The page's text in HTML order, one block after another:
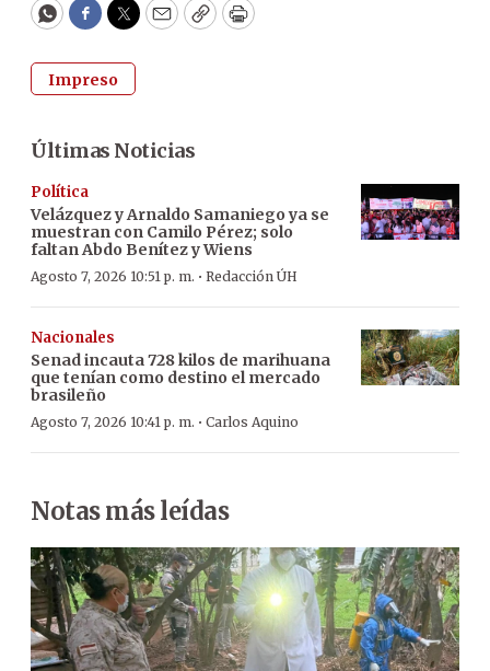
WhatsApp
Facebook
Twitter
EmailCopyPrint
Impreso
Últimas Noticias
Política
Velázquez y Arnaldo Samaniego ya se
muestran con Camilo Pérez; solo
faltan Abdo Benítez y Wiens
Agosto 7, 2026 10:51 p. m. · Redacción ÚH
Nacionales
Senad incauta 728 kilos de marihuana
que tenían como destino el mercado
brasileño
Agosto 7, 2026 10:41 p. m. · Carlos Aquino
Notas más leídas